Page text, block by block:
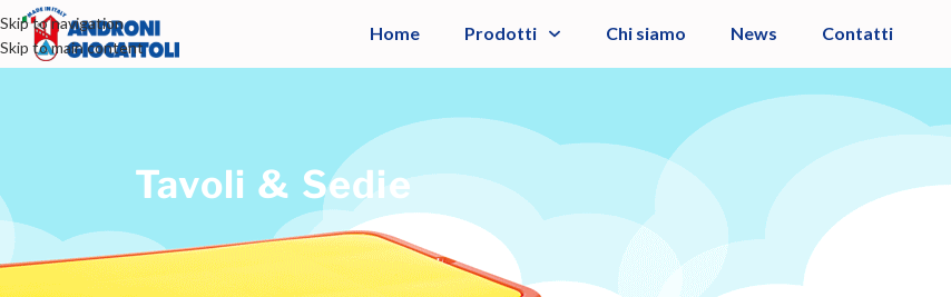
Skip to navigation
Skip to main content
Home Prodotti Chi siamo News Contatti
Tavoli & Sedie